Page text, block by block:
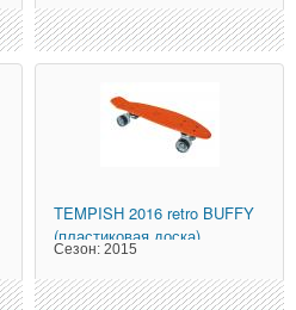
TEMPISH 2016 retro BUFFY
(пластиковая доска)
Оранжевый
Сезон: 2015